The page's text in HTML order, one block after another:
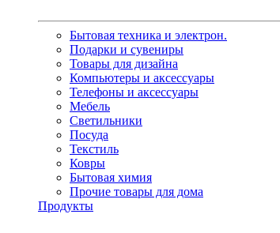
Бытовая техника и электрон.
Подарки и сувениры
Товары для дизайна
Компьютеры и аксессуары
Телефоны и аксессуары
Мебель
Светильники
Посуда
Текстиль
Ковры
Бытовая химия
Прочие товары для дома
Продукты